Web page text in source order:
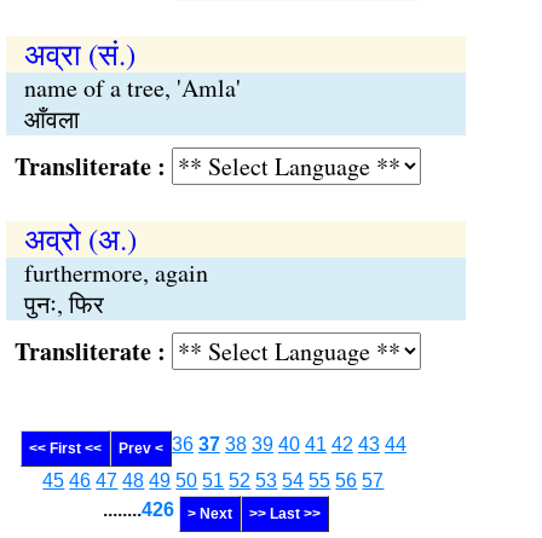
अव्रा (सं.)
name of a tree, 'Amla'
आँवला
:
अव्रो (अ.)
furthermore, again
पुनः, फिर
:
<< First << Prev < 36 37 38 39 40 41 42 43 44
45 46 47 48 49 50 51 52 53 54 55 56 57
........426 > Next >> Last >>